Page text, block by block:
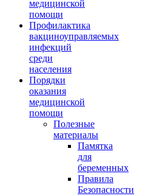
медицинской
помощи
Профилактика
вакциноуправляемых
инфекций
среди
населения
Порядки
оказания
медицинской
помощи
Полезные
материалы
Памятка
для
беременных
Правила
Безопасности